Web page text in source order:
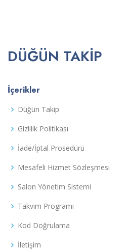
DÜĞÜN TAKIP
İçerikler
Düğün Takip
Gizlilik Politikası
İade/İptal Prosedürü
Mesafeli Hizmet Sözleşmesi
Salon Yönetim Sistemi
Takvim Programı
Kod Doğrulama
İletişim